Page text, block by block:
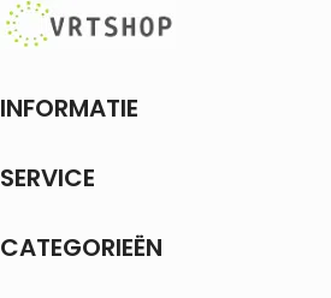
INFORMATIE
SERVICE
CATEGORIEËN